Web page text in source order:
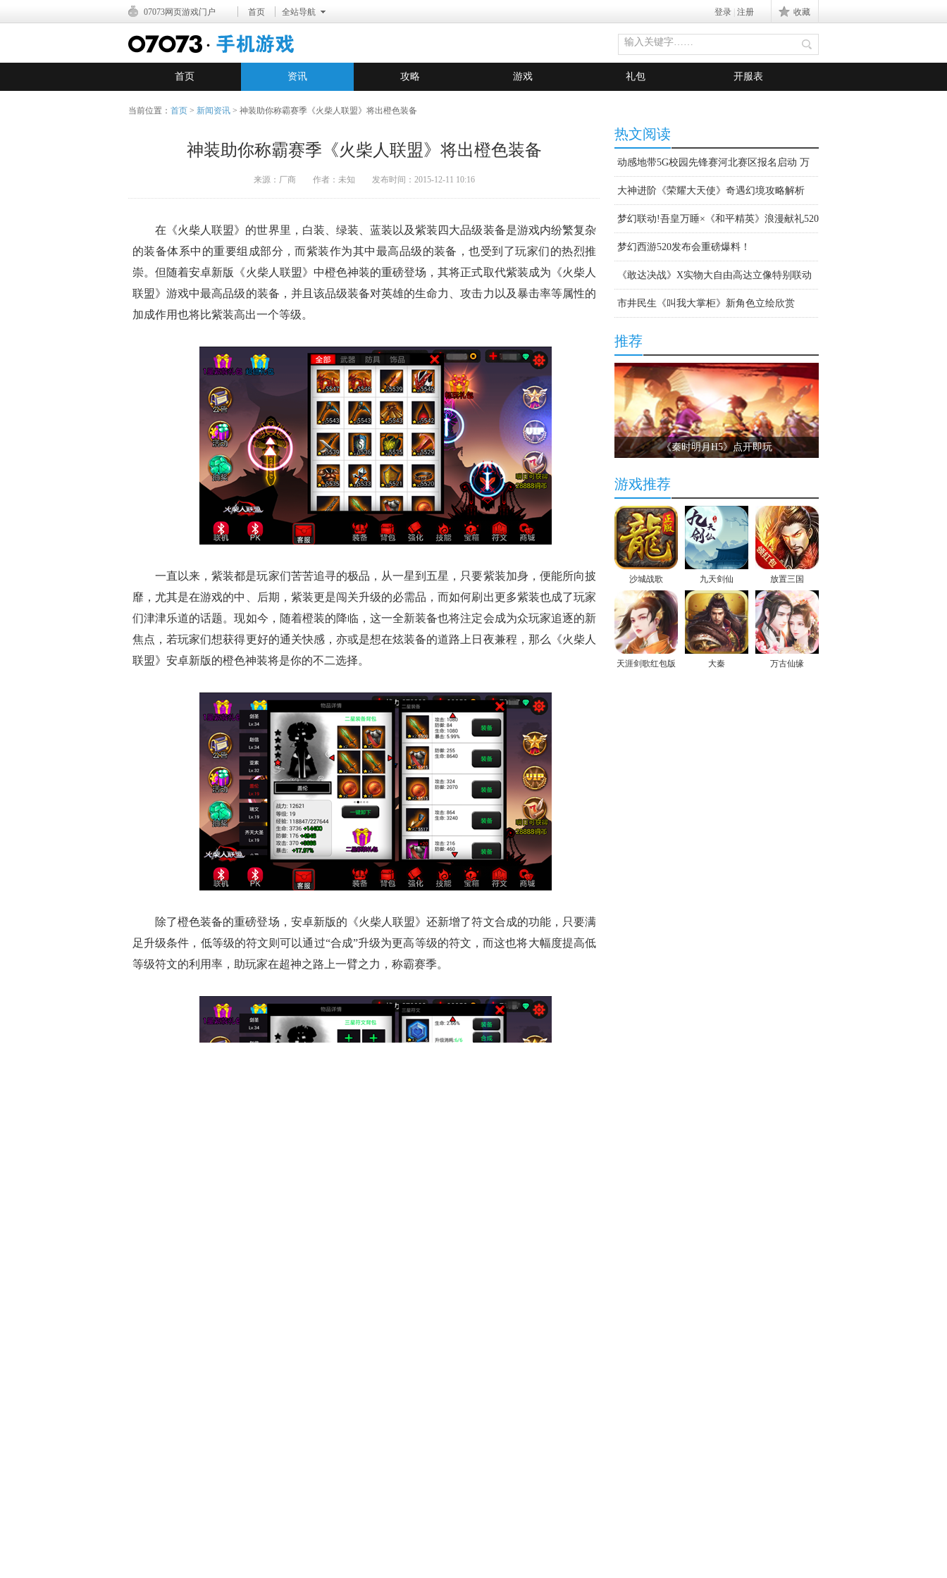
07073网页游戏门户 首页 全站导航 登录 注册信息 收藏
首页 资讯 攻略 游戏 礼包 开服表
当前位置： 首页 > 新闻资讯 > 神装助你称霸赛季《火柴人联盟》将出橙色装备
神装助你称霸赛季《火柴人联盟》将出橙色装备
来源：厂商 作者：未知 发布时间：2015-12-11 10:16
在《火柴人联盟》的世界里，白装、绿装、蓝装以及紫装四大品级装备是游戏内纷繁复杂
的装备体系中的重要组成部分，而紫装作为其中最高品级的装备，也受到了玩家们的热烈推
崇。但随着安卓新版《火柴人联盟》中橙色神装的重磅登场，其将正式取代紫装成为《火柴人
联盟》游戏中最高品级的装备，并且该品级装备对英雄的生命力、攻击力以及暴击率等属性的
加成作用也将比紫装高出一个等级。
一直以来，紫装都是玩家们苦苦追寻的极品，从一星到五星，只要紫装加身，便能所向披
靡，尤其是在游戏的中、后期，紫装更是闯关升级的必需品，而如何刷出更多紫装也成了玩家
们津津乐道的话题。现如今，随着橙装的降临，这一全新装备也将注定会成为众玩家追逐的新
焦点，若玩家们想获得更好的通关快感，亦或是想在炫装备的道路上日夜兼程，那么《火柴人
联盟》安卓新版的橙色神装将是你的不二选择。
除了橙色装备的重磅登场，安卓新版的《火柴人联盟》还新增了符文合成的功能，只要满
足升级条件，低等级的符文则可以通过“合成”升级为更高等级的符文，而这也将大幅度提高低
等级符文的利用率，助玩家在超神之路上一臂之力，称霸赛季。
热文阅读
动感地带5G校园先锋赛河北赛区报名启动 万
元大奖等你拿
大神进阶《荣耀大天使》奇遇幻境攻略解析
梦幻联动!吾皇万睡×《和平精英》浪漫献礼520
梦幻西游520发布会重磅爆料！
《敢达决战》X实物大自由高达立像特别联动
市井民生《叫我大掌柜》新角色立绘欣赏
推荐
《秦时明月H5》点开即玩
游戏推荐
沙城战歌 九天剑仙 放置三国
天涯剑歌红包版 大秦 万古仙缘